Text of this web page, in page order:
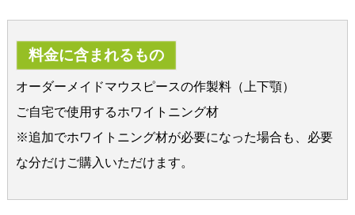
料金に含まれるもの
オーダーメイドマウスピースの作製料（上下顎）
ご自宅で使用するホワイトニング材
※追加でホワイトニング材が必要になった場合も、必要
な分だけご購入いただけます。